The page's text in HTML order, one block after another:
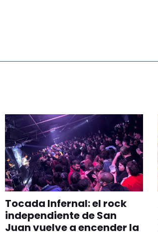
Tocada Infernal: el rock
independiente de San
Juan vuelve a encender la